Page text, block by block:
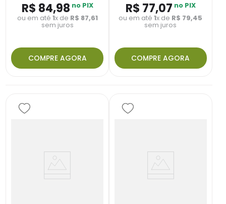
R$ 84,98 no PIX
ou em até 1x de R$ 87,61
sem juros
COMPRE AGORA
R$ 77,07 no PIX
ou em até1x de R$ 79,45
sem juros
COMPRE AGORA